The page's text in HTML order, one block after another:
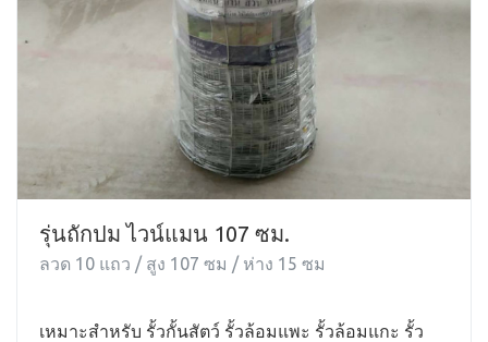
รุ่นถักปม ไวน์แมน 107 ซม.
ลวด 10 แถว / สูง 107 ซม / ห่าง 15 ซม
เหมาะสำหรับ รั้วกั้นสัตว์ รั้วล้อมแพะ รั้วล้อมแกะ รั้ว